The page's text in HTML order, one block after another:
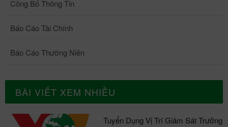
Công Bố Thông Tin
Báo Cáo Tài Chính
Báo Cáo Thường Niên
BÀI VIẾT XEM NHIỀU
Tuyển Dụng Vị Trí Giám Sát Trưởng